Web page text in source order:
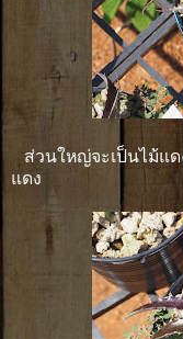
ส่วนใหญ่จะเป็นไม้แ
แดง